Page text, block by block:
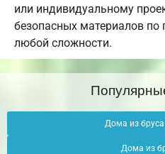
или индивидуальному
безопасных материалов
любой сложности.
Дома из
Дома из